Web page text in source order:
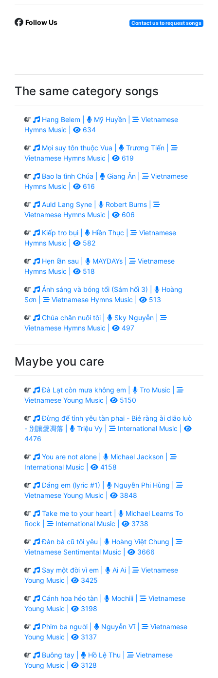
Follow Us Contact us to request songs
The same category songs
Hang Belem | Mỹ Huyền |
Vietnamese
Hymns Music |
634
Mọi suy tôn thuộc Vua |
Trương Tiến |
Vietnamese Hymns Music |
619
Bao la tình Chúa | Giang Ân |
Vietnamese
Hymns Music |
616
Auld Lang Syne |
Robert Burns |
Vietnamese Hymns Music |
606
Kiếp tro bụi | Hiền Thục |
Vietnamese
Hymns Music |
582
Hẹn lần sau | MAYDAYs |
Vietnamese
Hymns Music |
518
Ánh sáng và bóng tối (Sám hối 3) |
Hoàng
Sơn |
Vietnamese Hymns Music | 513
Chúa chăn nuôi tôi |
Sky Nguyễn |
Vietnamese Hymns Music |
497
Maybe you care
Đà Lạt còn mưa không em |
Tro Music |
Vietnamese Young Music |
5150
Đừng để tình yêu tàn phai - Bié ràng ài diāo luò
- 別讓愛凋落 |
Triệu Vy |
International Music |
4476
You are not alone |
Michael Jackson |
International Music |
4158
Dáng em (lyric #1) |
Nguyễn Phi Hùng |
Vietnamese Young Music |
3848
Take me to your heart |
Michael Learns To
Rock |
International Music | 3738
Đàn bà cũ tôi yêu |
Hoàng Việt Chung |
Vietnamese Sentimental Music |
3666
Say một đời vì em | Ai Ai |
Vietnamese
Young Music |
3425
Cánh hoa héo tàn | Mochiii |
Vietnamese
Young Music |
3198
Phim ba người | Nguyễn Vĩ |
Vietnamese
Young Music |
3137
Buông tay | Hồ Lệ Thu |
Vietnamese
Young Music |
3128